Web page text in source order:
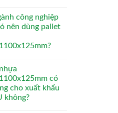
công nghiệp
nên dùng pallet
có
cho xuất khẩu
không?